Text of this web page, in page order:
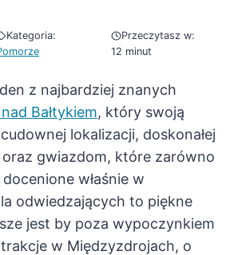
Kategoria:
Przeczytasz w:
12 minut
z najbardziej znanych
Bałtykiem, który swoją
lokalizacji, doskonałej
gwiazdom, które zarówno
właśnie w
odwiedzających to piękne
jest by poza wypoczynkiem
w Międzyzdrojach, o